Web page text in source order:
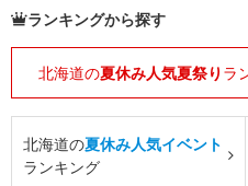
ランキングから探す
北海道の夏休み人気夏祭り ラ
北海道の夏休み人気イベント
ランキング